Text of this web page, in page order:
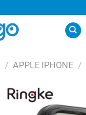
/ APPLE IPHONE /